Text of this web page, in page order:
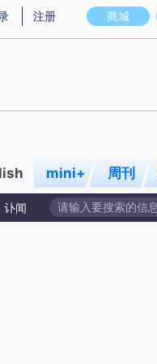
存在偏差。不代表财新观点和
商城
注册
mini+ 周刊
讣闻